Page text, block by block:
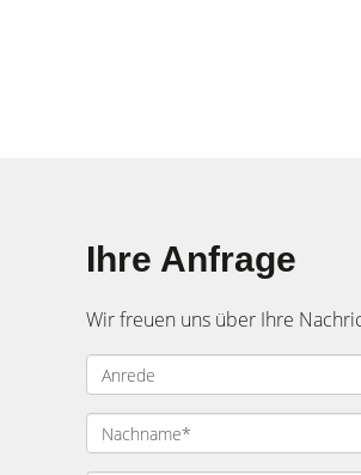
Ihre Anfrage
Wir freuen uns über Ihre